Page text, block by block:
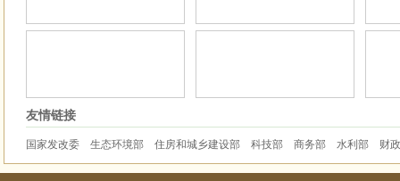
友情链接
国家发改委 生态环境部 住房和城乡建设部 科技部 商务部 水利部 财